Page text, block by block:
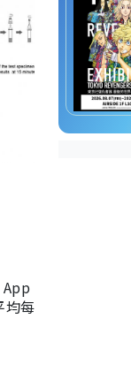
均每